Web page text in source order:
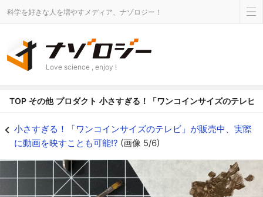
科学を好きな人を増やすメディア、ナゾロジー！
Love science , enjoy !
TOP その他 プロダクト 小さすぎる！「ワンコインサイズのテレビ
小さすぎる！「ワンコインサイズのテレビ」が販売中、実際
に動画を映すことも可能!? (画像 5/6)